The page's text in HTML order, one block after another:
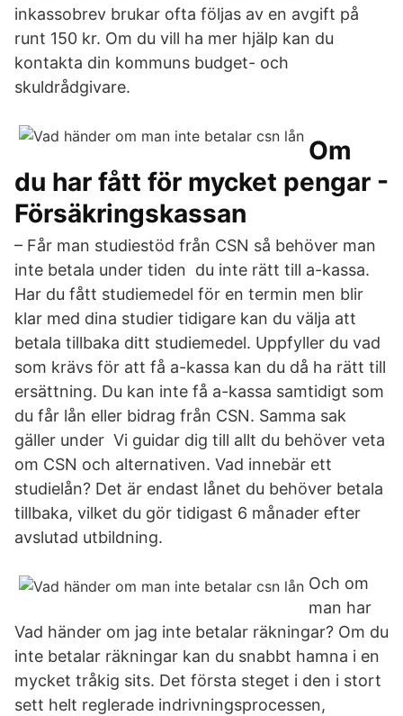
inkassobrev brukar ofta följas av en avgift på
runt 150 kr. Om du vill ha mer hjälp kan du
kontakta din kommuns budget- och
skuldrådgivare.
Om
du har fått för mycket pengar -
Försäkringskassan
– Får man studiestöd från CSN så behöver man
inte betala under tiden du inte rätt till a-kassa.
Har du fått studiemedel för en termin men blir
klar med dina studier tidigare kan du välja att
betala tillbaka ditt studiemedel. Uppfyller du vad
som krävs för att få a-kassa kan du då ha rätt till
ersättning. Du kan inte få a-kassa samtidigt som
du får lån eller bidrag från CSN. Samma sak
gäller under Vi guidar dig till allt du behöver veta
om CSN och alternativen. Vad innebär ett
studielån? Det är endast lånet du behöver betala
tillbaka, vilket du gör tidigast 6 månader efter
avslutad utbildning.
Och om
man har
Vad händer om jag inte betalar räkningar? Om du
inte betalar räkningar kan du snabbt hamna i en
mycket tråkig sits. Det första steget i den i stort
sett helt reglerade indrivningsprocessen,